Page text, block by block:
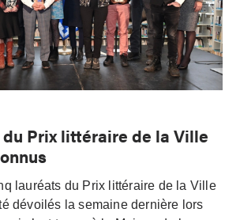
Prix littéraire de la Ville
lauréats du Prix littéraire de la Ville
dévoilés la semaine dernière lors